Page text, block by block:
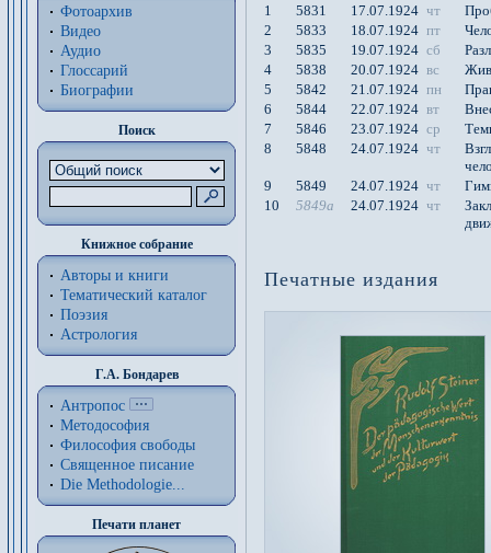
Фотоархив
Видео
Аудио
Глоссарий
Биографии
Поиск
Книжное собрание
Авторы и книги
Тематический каталог
Поэзия
Астрология
Г.А. Бондарев
Антропос
Методософия
Философия cвободы
Священное писание
Die Methodologie...
Печати планет
1
5831 17.07.1924 чт
2
5833 18.07.1924 пт
3
5835 19.07.1924 сб
4
5838 20.07.1924 вс
5
5842 21.07.1924 пн
6
5844 22.07.1924 вт
7
5846 23.07.1924 ср
8
5848 24.07.1924 чт
9
5849 24.07.1924 чт
10
5849a 24.07.1924 чт
Печатные издания